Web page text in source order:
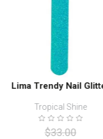
Lima Trendy Nail
Tropical Shine
$33.00